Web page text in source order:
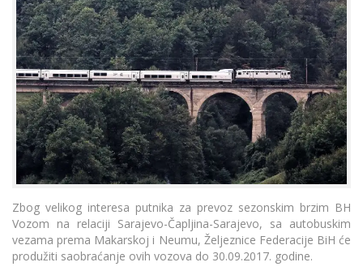
Zbog velikog interesa putnika za prevoz sezonskim brzim BH
Vozom na relaciji Sarajevo-Čapljina-Sarajevo, sa autobuskim
vezama prema Makarskoj i Neumu, Željeznice Federacije BiH će
produžiti saobraćanje ovih vozova do 30.09.2017. godine.